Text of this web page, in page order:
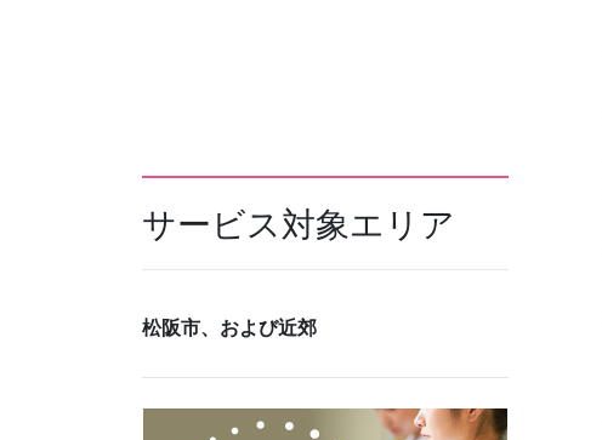
サービス対象エリア
松阪市、および近郊